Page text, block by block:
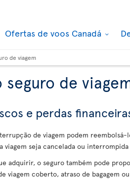
Ofertas de voos Canadá
de viagem
de
e perdas
de viagem podem reembolsá-
viagem seja cancelada ou
adquirir, o seguro também pode
viagem coberto, atraso de bagagem